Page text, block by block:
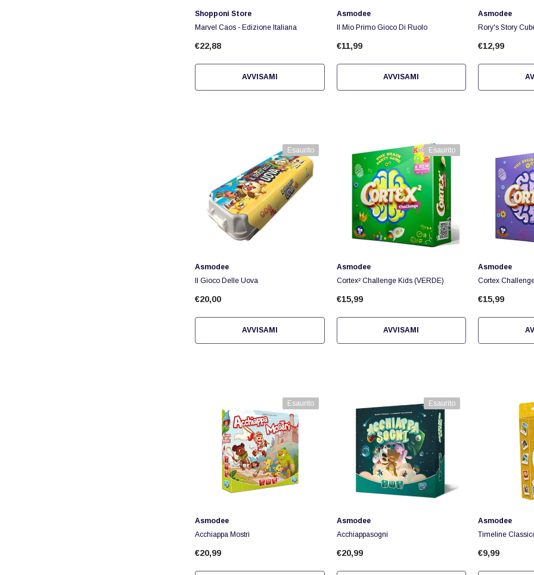
Fornitore:
Shopponi Store
Marvel Caos - Edizione Italiana
€22,88
AVVISAMI
Fornitore:
Asmodee
Il Mio Primo Gioco Di Ruolo
€11,99
AVVISAMI
Fornitore:
Asmodee
Rory's Story
€12,99
Esaurito
Fornitore:
Asmodee
Il Gioco Delle Uova
€20,00
AVVISAMI
Esaurito
Fornitore:
Asmodee
Cortex² Challenge Kids (VERDE)
€15,99
AVVISAMI
Fornitore:
Asmodee
Cortex
€15,99
Esaurito
Fornitore:
Asmodee
Acchiappa Mostri
€20,99
Esaurito
Fornitore:
Asmodee
Acchiappasogni
€20,99
Fornitore:
Asmodee
Timeline
€9,99